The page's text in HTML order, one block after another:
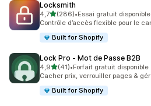
Locksmith
4,7étoile(s) sur 5
(286)
286 avis au total
•Essai gratuit disponible
Contrôle d’accès flexible pour le
Built for Shopify
Lock Pro ‑ Mot de Passe B2B
4,9étoile(s) sur 5
(41)
41 avis au total
•Forfait gratuit disponible
Cacher prix, verrouiller pages &
Built for Shopify